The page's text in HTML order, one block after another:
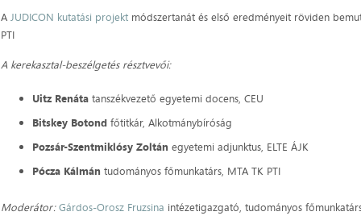
AJUDICON kutatási projekt módszertanát és első eredményeit röviden
PTI
A kerekasztal-beszélgetés résztvevői:
Uitz Renáta tanszékvezető egyetemi docens, CEU
Bitskey Botond főtitkár, Alkotmánybíróság
Pozsár-Szentmiklósy Zoltánegyetemi adjunktus, ELTE ÁJK
Pócza Kálmántudományos főmunkatárs, MTA TK PTI​
Moderátor:Gárdos-Orosz Fruzsina intézetigazgató, tudományos